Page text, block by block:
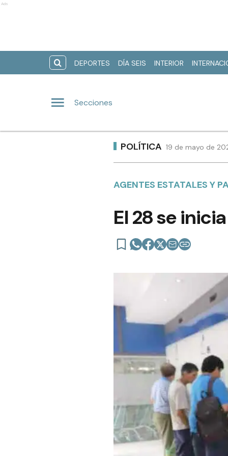
Ads
DEPORTES DÍA SEIS INTERIOR
Secciones
POLÍTICA 19 de mayo de
AGENTES ESTATALES Y
El 28 se